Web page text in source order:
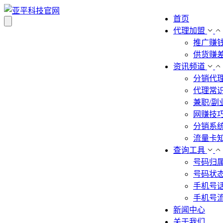
首页
代理加盟
推广赚
供货赚
资讯频道
分销代
代理常
兼职/副
网赚技
分销系
流量卡
查询工具
号码归
号码状
手机号
手机号
新闻中心